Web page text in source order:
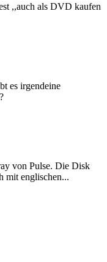
,,auch als DVD kaufen
es irgendeine
von Pulse. Die Disk
mit englischen...